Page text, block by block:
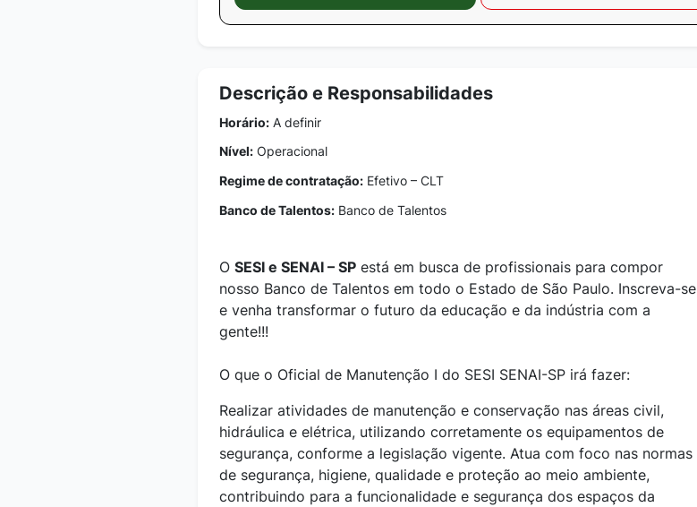
Descrição e Responsabilidades
Horário: A definir
Nível: Operacional
Regime de contratação: Efetivo – CLT
Banco de Talentos: Banco de Talentos
O SESI e SENAI – SP está em busca de profissionais para compor
nosso Banco de Talentos em todo o Estado de São Paulo. Inscreva-se
e venha transformar o futuro da educação e da indústria com a
gente!!!
O que o Oficial de Manutenção I do SESI SENAI-SP irá fazer:
Realizar atividades de manutenção e conservação nas áreas civil,
hidráulica e elétrica, utilizando corretamente os equipamentos de
segurança, conforme a legislação vigente. Atua com foco nas normas
de segurança, higiene, qualidade e proteção ao meio ambiente,
contribuindo para a funcionalidade e segurança dos espaços da